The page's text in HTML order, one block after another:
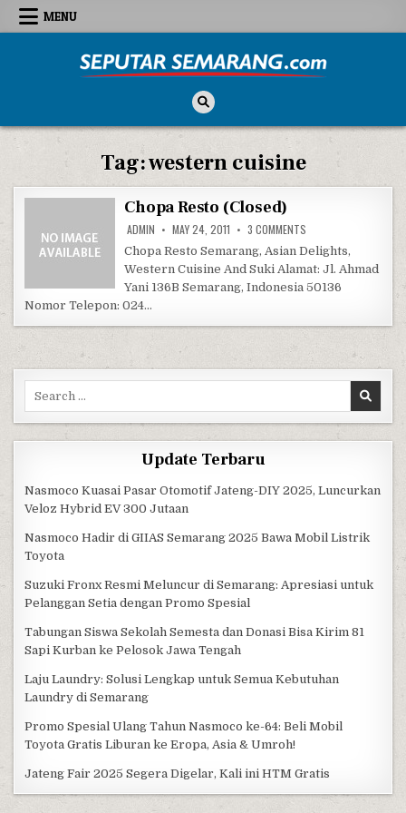
Skip to content
MENU
Tag:western cuisine
Chopa Resto (Closed)
ADMIN MAY 24, 2011 3 COMMENTS
Chopa Resto Semarang, Asian Delights,
Western Cuisine And Suki Alamat: Jl. Ahmad
Yani 136B Semarang, Indonesia 50136
Nomor Telepon: 024…
Search for:
Update Terbaru
Nasmoco Kuasai Pasar Otomotif Jateng-DIY 2025, Luncurkan
Veloz Hybrid EV 300 Jutaan
Nasmoco Hadir di GIIAS Semarang 2025 Bawa Mobil Listrik
Toyota
Suzuki Fronx Resmi Meluncur di Semarang: Apresiasi untuk
Pelanggan Setia dengan Promo Spesial
Tabungan Siswa Sekolah Semesta dan Donasi Bisa Kirim 81
Sapi Kurban ke Pelosok Jawa Tengah
Laju Laundry: Solusi Lengkap untuk Semua Kebutuhan
Laundry di Semarang
Promo Spesial Ulang Tahun Nasmoco ke-64: Beli Mobil
Toyota Gratis Liburan ke Eropa, Asia & Umroh!
Jateng Fair 2025 Segera Digelar, Kali ini HTM Gratis